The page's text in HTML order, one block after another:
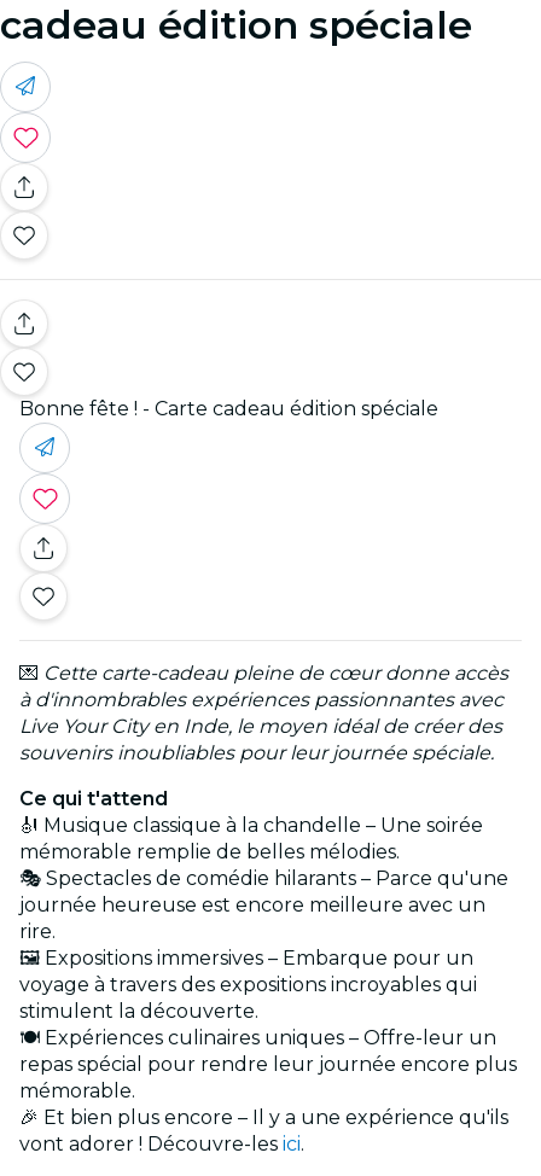
cadeau édition spéciale
Bonne fête ! - Carte cadeau édition spéciale
💌 Cette carte-cadeau pleine de cœur donne accès
à d'innombrables expériences passionnantes avec
Live Your City en Inde, le moyen idéal de créer des
souvenirs inoubliables pour leur journée spéciale.
Ce qui t'attend
🎻 Musique classique à la chandelle – Une soirée
mémorable remplie de belles mélodies.
🎭 Spectacles de comédie hilarants – Parce qu'une
journée heureuse est encore meilleure avec un
rire.
🖼️ Expositions immersives – Embarque pour un
voyage à travers des expositions incroyables qui
stimulent la découverte.
🍽️ Expériences culinaires uniques – Offre-leur un
repas spécial pour rendre leur journée encore plus
mémorable.
🎉 Et bien plus encore – Il y a une expérience qu'ils
vont adorer ! Découvre-les ici.